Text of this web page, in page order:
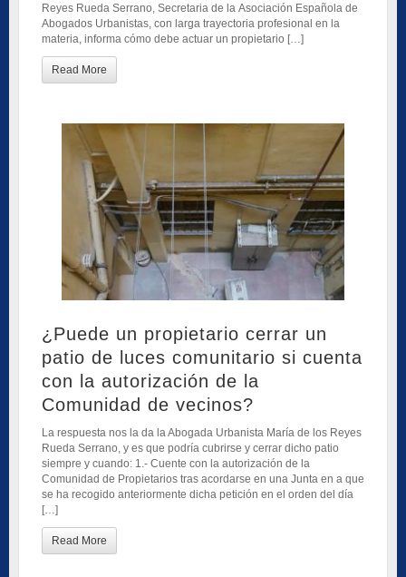
Reyes Rueda Serrano, Secretaria de la Asociación Española de
Abogados Urbanistas, con larga trayectoria profesional en la
materia, informa cómo debe actuar un propietario […]
Read More
¿Puede un propietario cerrar un
patio de luces comunitario si cuenta
con la autorización de la
Comunidad de vecinos?
La respuesta nos la da la Abogada Urbanista María de los Reyes
Rueda Serrano, y es que podría cubrirse y cerrar dicho patio
siempre y cuando: 1.- Cuente con la autorización de la
Comunidad de Propietarios tras acordarse en una Junta en a que
se ha recogido anteriormente dicha petición en el orden del día
[…]
Read More